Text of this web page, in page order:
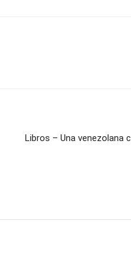
Libros – Una venezolana